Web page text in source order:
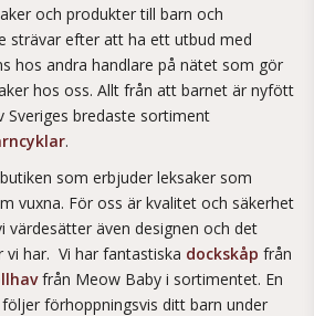
och produkter till barn och
strävar efter att ha ett utbud med
hos andra handlare på nätet som gör
hos oss. Allt från att barnet är nyfött
Sveriges bredaste sortiment
.
som erbjuder leksaker som
vuxna. För oss är kvalitet och säkerhet
värdesätter även designen och det
vi har. Vi har fantastiska dockskåp från
från Meow Baby i sortimentet. En
förhoppningsvis ditt barn under